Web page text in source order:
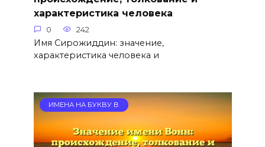
характеристика человека
0 242
Имя Сирожиддин: значение,
характеристика человека и
ИМЕНА НА БУКВУ В